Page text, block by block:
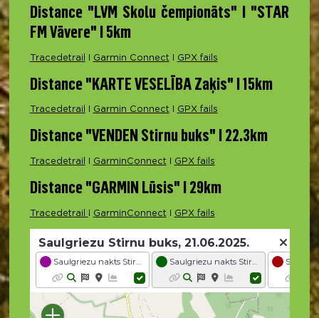
Distance "LVM Skolu čempionāts" I "STAR
FM Vāvere" I 5km
Tracedetrail Garmin Connect GPX fails
Distance "KARTE VESELĪBA Zaķis" I 15km
Tracedetrail Garmin Connect GPX fails
Distance "VENDEN Stirnu buks" I 22.3km
Tracedetrail GarminConnect GPX fails
Distance "GARMIN Lūsis" I 29km
Tracedetrail GarminConnect GPX fails